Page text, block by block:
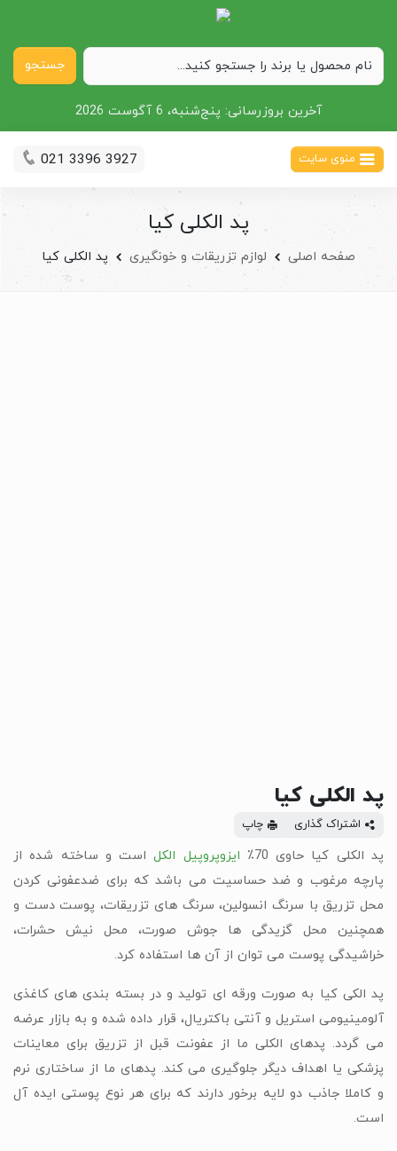
جستجو
آخرین بروزرسانی: پنج‌شنبه، 6 آگوست 2026
منوی سایت 021 3396 3927
پد الکلی کیا
صفحه اصلی لوازم تزریقات و خونگیری پد الکلی کیا
پد الکلی کیا
اشتراک گذاری چاپ
پد الکلی کیا حاوی 70٪ ایزوپروپیل الکلاست و ساخته شده از
پارچه مرغوب و ضد حساسیت می باشد که برای ضدعفونی کردن
محل تزریق با سرنگ انسولین، سرنگ های تزریقات، پوست دست و
همچنین محل گزیدگی ها جوش صورت، محل نیش حشرات،
خراشیدگی پوست می توان از آن ها استفاده کرد.
پد الکی کیا به صورت ورقه ای تولید و در بسته بندی های کاغذی
آلومینیومی استریل و آنتی باکتریال، قرار داده شده و به بازار عرضه
می گردد. پدهای الکلی ما از عفونت قبل از تزریق برای معاینات
پزشکی یا اهداف دیگر جلوگیری می کند. پدهای ما از ساختاری نرم
و کاملا جاذب دو لایه برخور دارند که برای هر نوع پوستی ایده آل
است.